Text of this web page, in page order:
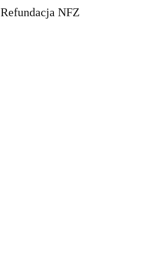
Refundacja NFZ